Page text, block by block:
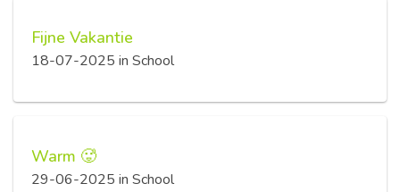
Fijne Vakantie
18-07-2025 in School
Warm 🥵
29-06-2025 in School